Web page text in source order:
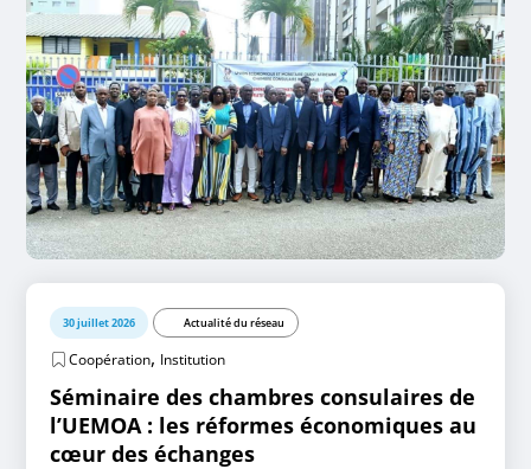
30 juillet 2026 Actualité du réseau
Coopération, Institution
Séminaire des chambres consulaires de
l’UEMOA : les réformes économiques au
cœur des échanges